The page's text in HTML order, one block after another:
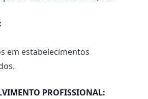
em estabelecimentos
PROFISSIONAL: